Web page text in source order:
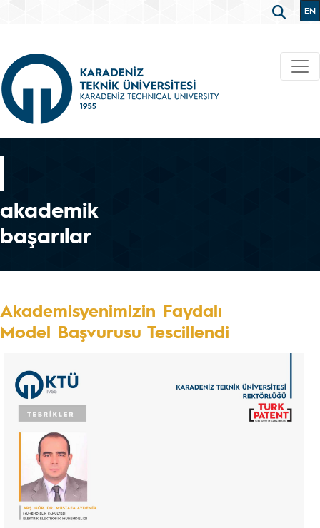
EN
akademik
başarılar
Akademisyenimizin Faydalı
Model Başvurusu Tescillendi